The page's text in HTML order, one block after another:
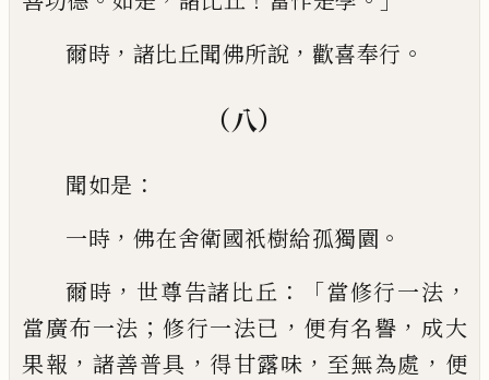
爾時 ， 諸比丘聞佛所說 ， 歡喜奉行 。
（八）
聞如是 ：
一時 ， 佛在舍衛國祇樹給孤獨園 。
爾時 ， 世尊告諸比丘 ：「當修行一法 ，
當廣布一法 ； 修行一法已 ， 便有名譽 ， 成大
果報 ， 諸善普具 ， 得甘露味 ， 至無為處 ， 便